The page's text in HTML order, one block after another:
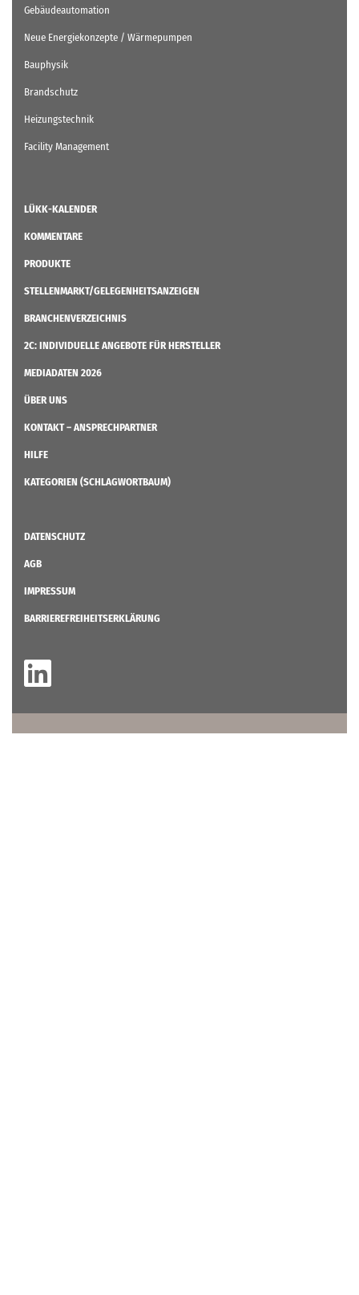
Gebäudeautomation
Neue Energiekonzepte / Wärmepumpen
Bauphysik
Brandschutz
Heizungstechnik
Facility Management
LÜKK-KALENDER
KOMMENTARE
PRODUKTE
STELLENMARKT/GELEGENHEITSANZEIGEN
BRANCHENVERZEICHNIS
2C: INDIVIDUELLE ANGEBOTE FÜR HERSTELLER
MEDIADATEN 2026
ÜBER UNS
KONTAKT – ANSPRECHPARTNER
HILFE
KATEGORIEN (SCHLAGWORTBAUM)
DATENSCHUTZ
AGB
IMPRESSUM
BARRIEREFREIHEITSERKLÄRUNG